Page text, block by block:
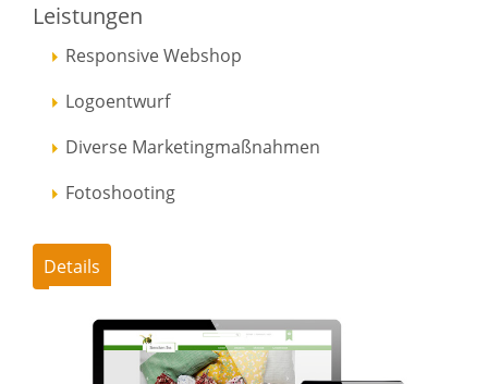
Leistungen
Responsive Webshop
Logoentwurf
Diverse Marketingmaßnahmen
Fotoshooting
Details